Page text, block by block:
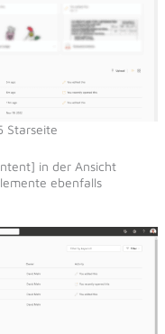
Starseite
in der Ansicht
ebenfalls